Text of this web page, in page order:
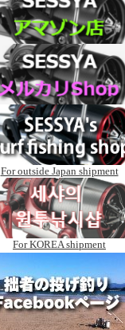
For outside Japan shipment
For KOREA shipment